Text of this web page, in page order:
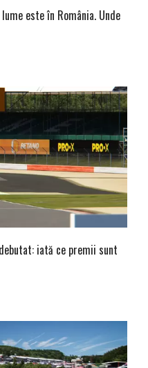
este în România. Unde
iată ce premii sunt